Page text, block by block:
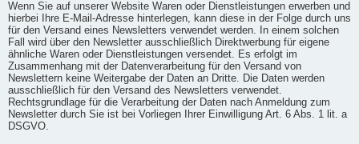
Wenn Sie auf unserer Website Waren oder Dienstleistungen erwerben und
hierbei Ihre E-Mail-Adresse hinterlegen, kann diese in der Folge durch uns
für den Versand eines Newsletters verwendet werden. In einem solchen
Fall wird über den Newsletter ausschließlich Direktwerbung für eigene
ähnliche Waren oder Dienstleistungen versendet. Es erfolgt im
Zusammenhang mit der Datenverarbeitung für den Versand von
Newslettern keine Weitergabe der Daten an Dritte. Die Daten werden
ausschließlich für den Versand des Newsletters verwendet.
Rechtsgrundlage für die Verarbeitung der Daten nach Anmeldung zum
Newsletter durch Sie ist bei Vorliegen Ihrer Einwilligung Art. 6 Abs. 1 lit. a
DSGVO.